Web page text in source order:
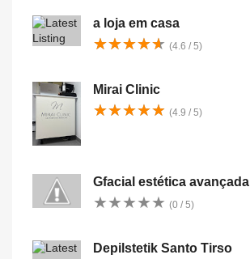
a loja em casa
★★★★★
★★★★★ (4.6 / 5)
Mirai Clinic
★★★★★
★★★★★ (4.9 / 5)
Gfacial estética avançada
★★★★★
★★★★★ (0 / 5)
Depilstetik Santo Tirso